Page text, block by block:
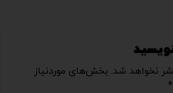
نخواهد شد. بخش‌های موردنیاز
*